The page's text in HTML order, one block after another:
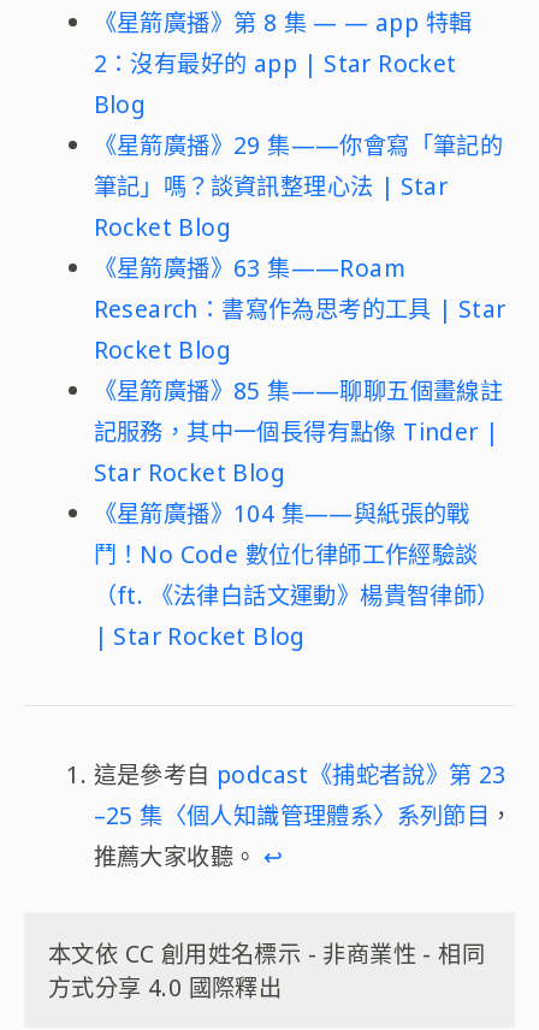
《星箭廣播》第 8 集 — — app 特輯
2：沒有最好的 app | Star Rocket
Blog
《星箭廣播》29 集——你會寫「筆記的
筆記」嗎？談資訊整理心法 | Star
Rocket Blog
《星箭廣播》63 集——Roam
Research：書寫作為思考的工具 | Star
Rocket Blog
《星箭廣播》85 集——聊聊五個畫線註
記服務，其中一個長得有點像 Tinder |
Star Rocket Blog
《星箭廣播》104 集——與紙張的戰
鬥！No Code 數位化律師工作經驗談
（ft. 《法律白話文運動》楊貴智律師）
| Star Rocket Blog
這是參考自 podcast《捕蛇者說》第 23
–25 集〈個人知識管理體系〉系列節目 ，
推薦大家收聽。 ↩︎
本文依 CC 創用姓名標示 - 非商業性 - 相同
方式分享 4.0 國際釋出